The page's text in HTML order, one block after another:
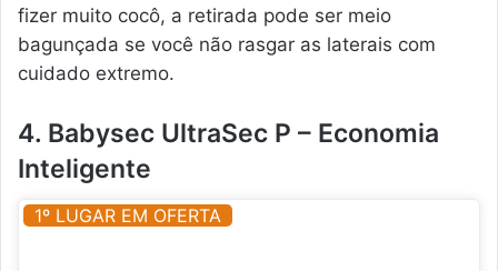
fizer muito cocô, a retirada pode ser meio
bagunçada se você não rasgar as laterais com
cuidado extremo.
4. Babysec UltraSec P – Economia
Inteligente
1º LUGAR EM OFERTA